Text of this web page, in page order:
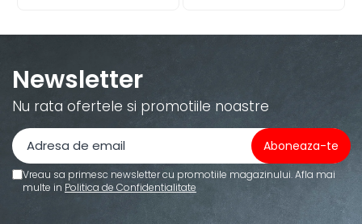
Newsletter
Nu rata ofertele si promotiile noastre
Vreau sa primesc newsletter cu promotiile magazinului. Afla mai
multe in Politica de Confidentialitate